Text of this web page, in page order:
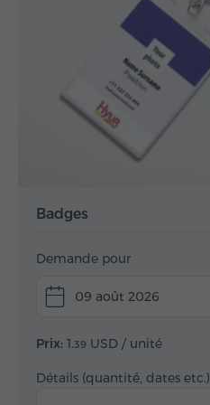
Badges
Demande pour
09 août 2026
Prix: 1.39 USD / unité
Détails (quantité, dates etc.)